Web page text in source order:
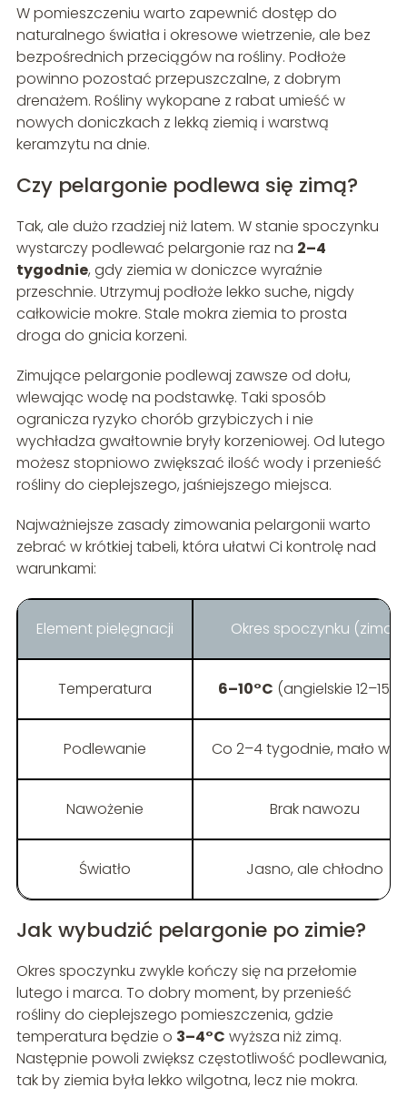
W pomieszczeniu warto zapewnić dostęp do
naturalnego światła i okresowe wietrzenie, ale bez
bezpośrednich przeciągów na rośliny. Podłoże
powinno pozostać przepuszczalne, z dobrym
drenażem. Rośliny wykopane z rabat umieść w
nowych doniczkach z lekką ziemią i warstwą
keramzytu na dnie.
Czy pelargonie podlewa się zimą?
Tak, ale dużo rzadziej niż latem. W stanie spoczynku
wystarczy podlewać pelargonie raz na 2–4
tygodnie, gdy ziemia w doniczce wyraźnie
przeschnie. Utrzymuj podłoże lekko suche, nigdy
całkowicie mokre. Stale mokra ziemia to prosta
droga do gnicia korzeni.
Zimujące pelargonie podlewaj zawsze od dołu,
wlewając wodę na podstawkę. Taki sposób
ogranicza ryzyko chorób grzybiczych i nie
wychładza gwałtownie bryły korzeniowej. Od lutego
możesz stopniowo zwiększać ilość wody i przenieść
rośliny do cieplejszego, jaśniejszego miejsca.
Najważniejsze zasady zimowania pelargonii warto
zebrać w krótkiej tabeli, która ułatwi Ci kontrolę nad
warunkami:
Element pielęgnacji Okres spoczynku (zima)
Temperatura 6–10°C (angielskie
Podlewanie Co 2–4 tygodnie, mało
Nawożenie Brak nawozu
Światło Jasno, ale chłodno
Jak wybudzić pelargonie po zimie?
Okres spoczynku zwykle kończy się na przełomie
lutego i marca. To dobry moment, by przenieść
rośliny do cieplejszego pomieszczenia, gdzie
temperatura będzie o 3–4°C wyższa niż zimą.
Następnie powoli zwiększ częstotliwość podlewania,
tak by ziemia była lekko wilgotna, lecz nie mokra.